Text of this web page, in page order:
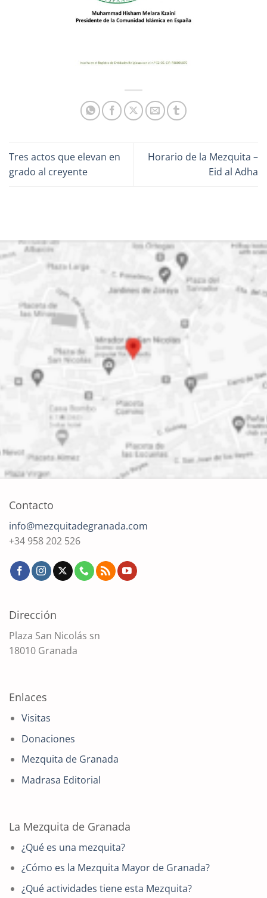
Tres actos que elevan en
grado al creyente
Horario de la Mezquita –
Eid al Adha
Contacto
info@mezquitadegranada.com
+34 958 202 526
Dirección
Plaza San Nicolás sn
18010 Granada
Enlaces
Visitas
Donaciones
Mezquita de Granada
Madrasa Editorial
La Mezquita de Granada
¿Qué es una mezquita?
¿Cómo es la Mezquita Mayor de Granada?
¿Qué actividades tiene esta Mezquita?